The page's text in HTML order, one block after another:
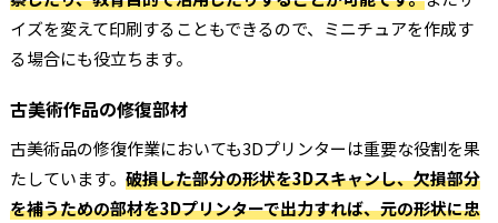
イズを変えて印刷することもできるので、ミニチュアを作成す
る場合にも役立ちます。
古美術作品の修復部材
古美術品の修復作業においても3Dプリンターは重要な役割を果
たしています。 破損した部分の形状を3Dスキャンし、欠損部分
を補うための部材を3Dプリンターで出力すれば、元の形状に忠